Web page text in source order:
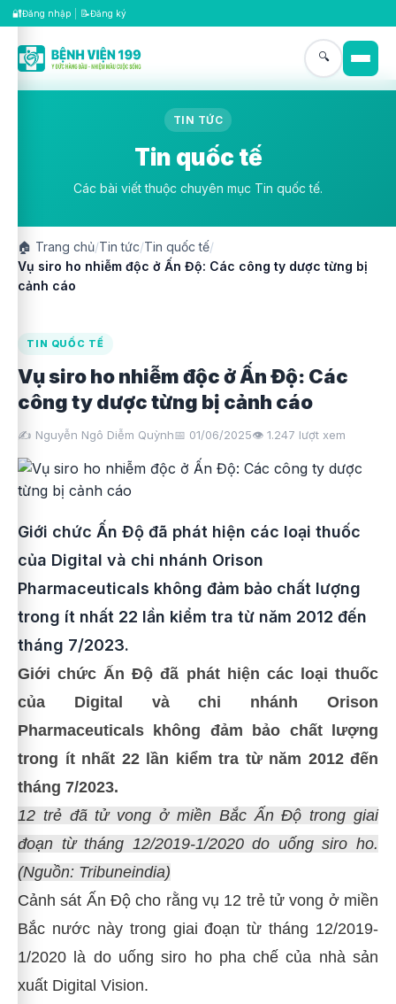
🔐Đăng nhập 📝Đăng ký
🔍
TIN TỨC
Tin quốc tế
Các bài viết thuộc chuyên mục Tin quốc tế.
🏠 Trang chủ/Tin tức/Tin quốc tế/
Vụ siro ho nhiễm độc ở Ấn Độ: Các công ty dược từng bị
cảnh cáo
TIN QUỐC TẾ
Vụ siro ho nhiễm độc ở Ấn Độ: Các
công ty dược từng bị cảnh cáo
✍️ Nguyễn Ngô Diễm Quỳnh📅 01/06/2025👁️ 1.247 lượt xem
Giới chức Ấn Độ đã phát hiện các loại thuốc
của Digital và chi nhánh Orison
Pharmaceuticals không đảm bảo chất lượng
trong ít nhất 22 lần kiểm tra từ năm 2012 đến
tháng 7/2023.
Giới chức Ấn Độ đã phát hiện các loại thuốc
của Digital và chi nhánh Orison
Pharmaceuticals không đảm bảo chất lượng
trong ít nhất 22 lần kiểm tra từ năm 2012 đến
tháng 7/2023.
12 trẻ đã tử vong ở miền Bắc Ấn Độ trong giai
đoạn từ tháng 12/2019-1/2020 do uống siro ho.
(Nguồn: Tribuneindia)
Cảnh sát Ấn Độ cho rằng vụ 12 trẻ tử vong ở miền
Bắc nước này trong giai đoạn từ tháng 12/2019-
1/2020 là do uống siro ho pha chế của nhà sản
xuất Digital Vision.